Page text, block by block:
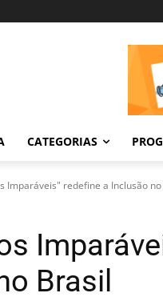
CATEGORIAS
Imparáveis" redefine a Inclusão
Brasil